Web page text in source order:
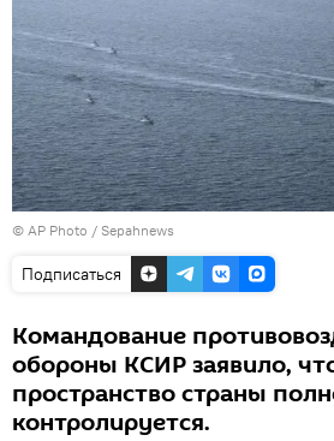
© AP Photo / Sepahnews
Подписаться
Командование
обороны КСИР заявило,
пространство страны
контролируется.